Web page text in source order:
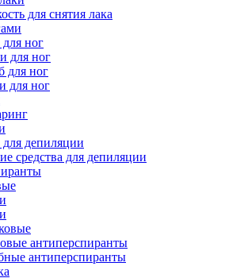
для снятия лака
ног
для ног
для ног
для ног
депиляции
средства для депиляции
антиперспиранты
антиперспиранты